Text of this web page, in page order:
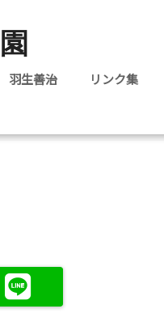
羽生善治 リンク集